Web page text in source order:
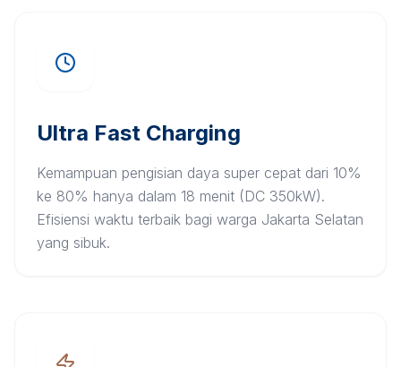
Ultra Fast Charging
Kemampuan pengisian daya super cepat dari 10%
ke 80% hanya dalam 18 menit (DC 350kW).
Efisiensi waktu terbaik bagi warga Jakarta Selatan
yang sibuk.